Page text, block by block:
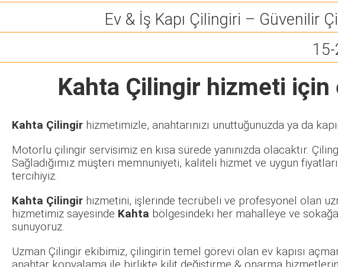
Ev & İş Kapı Çilingiri – Güvenilir
Kahta Çilingir hizmeti için
Kahta Çilingir hizmetimizle, anahtarınızı unuttuğunuzda ya da
Motorlu çilingir servisimiz en kısa sürede yanınızda olacaktır.
Sağladığımız müşteri memnuniyeti, kaliteli hizmet ve uygun
tercihiyiz.
Kahta Çilingir hizmetini, işlerinde tecrübeli ve profesyonel olan
hizmetimiz sayesinde Kahta bölgesindeki her mahalleye ve
sunuyoruz.
Uzman Çilingir ekibimiz, çilingirin temel görevi olan ev kapısı